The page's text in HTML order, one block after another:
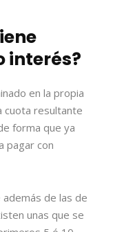
interés?
en la propia
cuota resultante
forma que ya
pagar con
además de las de
unas que se